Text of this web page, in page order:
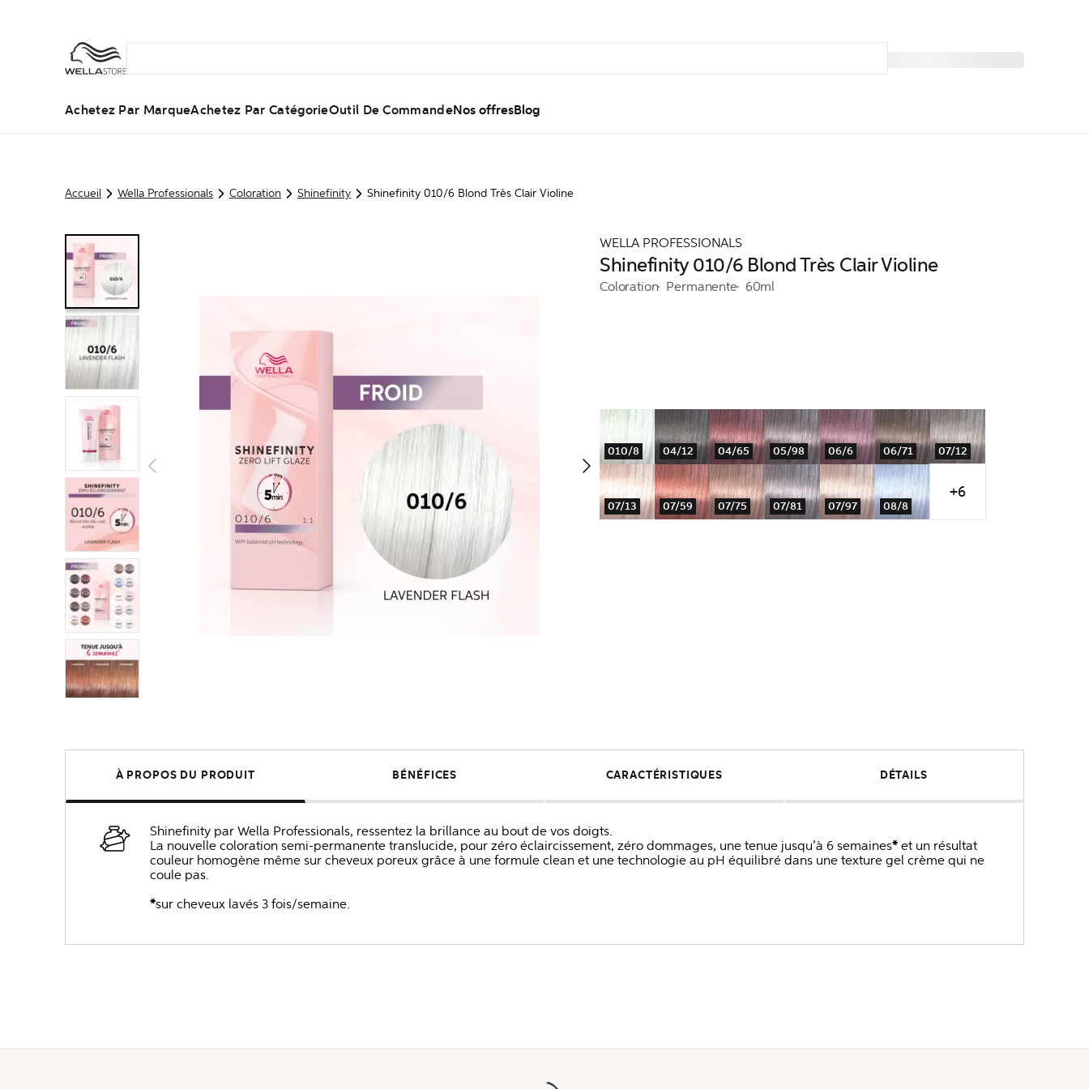
Achetez Par MarqueAchetez Par CatégorieOutil De CommandeNos offresBlog
Accueil Wella Professionals Coloration Shinefinity Shinefinity 010/6 Blond Très Clair Violine
WELLA PROFESSIONALS
Shinefinity 010/6 Blond Très Clair Violine
Coloration Permanente 60ml
010/8 04/12 04/65 05/98 06/6 06/71 07/12
07/13 07/59 07/75 07/81 07/97 08/8
+6
À PROPOS DU PRODUIT BÉNÉFICES CARACTÉRISTIQUES DÉTAILS
Shinefinity par Wella Professionals, ressentez la brillance au bout de vos doigts.
La nouvelle coloration semi-permanente translucide, pour zéro éclaircissement, zéro dommages, une tenue jusqu’à 6 semaines* et un résultat
couleur homogène même sur cheveux poreux grâce à une formule clean et une technologie au pH équilibré dans une texture gel crème qui ne
coule pas.
*sur cheveux lavés 3 fois/semaine.